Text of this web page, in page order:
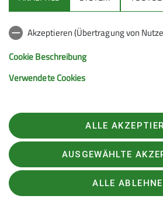
Akzeptieren (Übertragung von
Cookie Beschreibung
Verwendete Cookies
ALLE
AUSGEWÄHLTE
ALLE